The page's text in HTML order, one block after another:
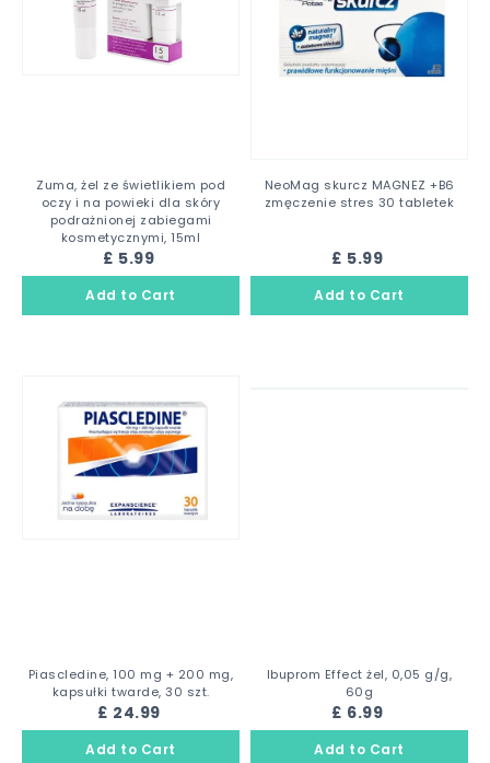
Zuma, żel ze świetlikiem pod
oczy i na powieki dla skóry
podrażnionej zabiegami
kosmetycznymi, 15ml
£ 5.99
NeoMag skurcz MAGNEZ +B6
zmęczenie stres 30 tabletek
£ 5.99
Piascledine, 100 mg + 200 mg,
kapsułki twarde, 30 szt.
£ 24.99
Ibuprom Effect żel, 0,05 g/g,
60g
£ 6.99